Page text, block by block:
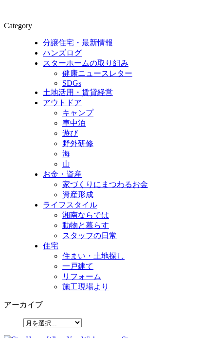
Category
分譲住宅・最新情報
ハンズログ
スターホームの取り組み
健康ニュースレター
SDGs
土地活用・賃貸経営
アウトドア
キャンプ
車中泊
遊び
野外研修
海
山
お金・資産
家づくりにまつわるお金
資産形成
ライフスタイル
湘南ならでは
動物と暮らす
スタッフの日常
住宅
住まい・土地探し
一戸建て
リフォーム
施工現場より
アーカイブ